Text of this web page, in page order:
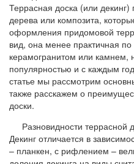
Террасная доска (или декинг)
дерева или композита,
оформления придомовой
вид, она менее практичная
керамогранитом или камнем,
популярностью и с каждым
статье мы рассмотрим
также расскажем о
доски.
Разновидности террасной
Декинг отличается в
– планкен, с рифлением –